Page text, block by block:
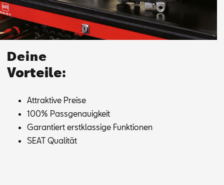
Deine
Vorteile:
At­trak­ti­ve Prei­se
100% Pass­ge­nau­ig­keit
Ga­ran­tiert erst­klas­si­ge Funk­tio­nen
SEAT Qua­li­tät